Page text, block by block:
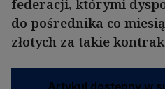
federacji, którymi
do pośrednika co
złotych za takie